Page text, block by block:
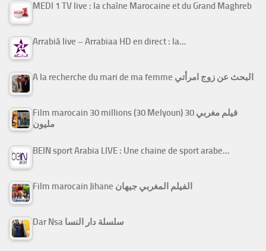
MEDI 1 TV live : la chaîne Marocaine et du Grand Maghreb
Arrabiâ live – Arrabiaa HD en direct : la…
A la recherche du mari de ma femme البحث عن زوج امرأتي
Film marocain 30 millions (30 Melyoun) فيلم مغربي 30
مليون
BEIN sport Arabia LIVE : Une chaine de sport arabe…
Film marocain Jihane الفيلم المغربي جيهان
Dar Nsa سلسلة دار النسا